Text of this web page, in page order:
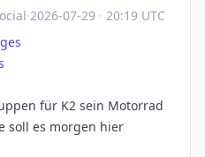
·2026-07-29 · 20:19 UTC
für K2 sein Motorrad
soll es morgen hier